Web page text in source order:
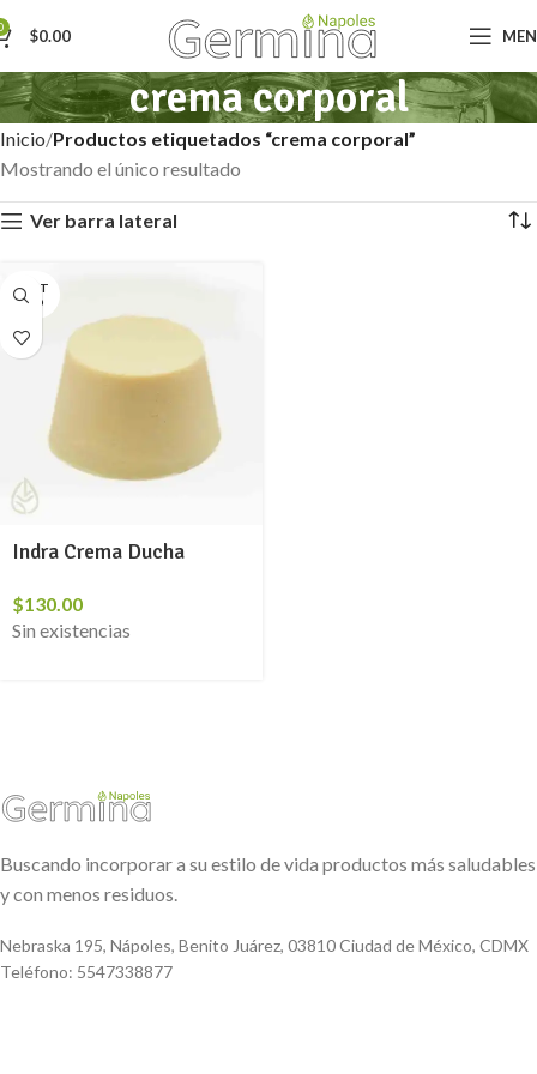
$0.00
crema corporal
Inicio Productos etiquetados “crema corporal”
Mostrando el único resultado
Ver barra lateral
AGOT
ADO
Indra Crema Ducha
$130.00
Sin existencias
Buscando incorporar a su estilo de vida productos más saludables
y con menos residuos.
Nebraska 195, Nápoles, Benito Juárez, 03810 Ciudad de México, CDMX
Teléfono: 5547338877